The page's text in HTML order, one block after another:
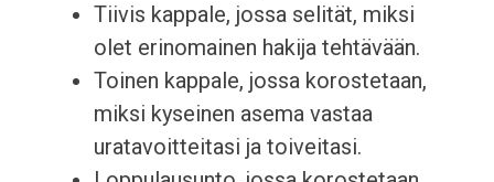
Tiivis kappale, jossa selität, miksi
olet erinomainen hakija tehtävään.
Toinen kappale, jossa korostetaan,
miksi kyseinen asema vastaa
uratavoitteitasi ja toiveitasi.